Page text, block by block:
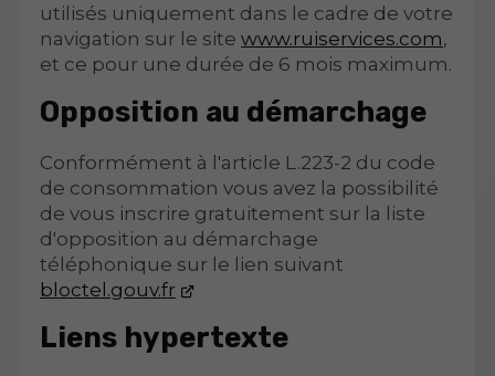
utilisés uniquement dans le cadre de votre
navigation sur le sitewww.ruiservices.com,
et ce pour une durée de 6 mois maximum.
Opposition au démarchage
Conformément à l'article L.223-2 du code
de consommation vous avez la possibilité
de vous inscrire gratuitement sur la liste
d'opposition au démarchage
téléphonique sur le lien suivant
bloctel.gouv.fr
Liens hypertexte